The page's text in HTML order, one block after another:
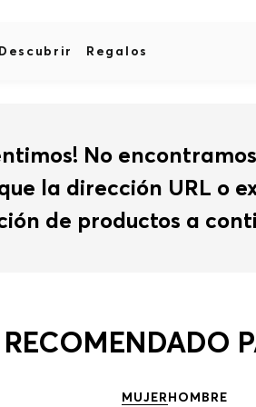
Descubrir Regalos
No
la dirección URL o
de productos a
RECOMENDADO
MUJERHOMBRE